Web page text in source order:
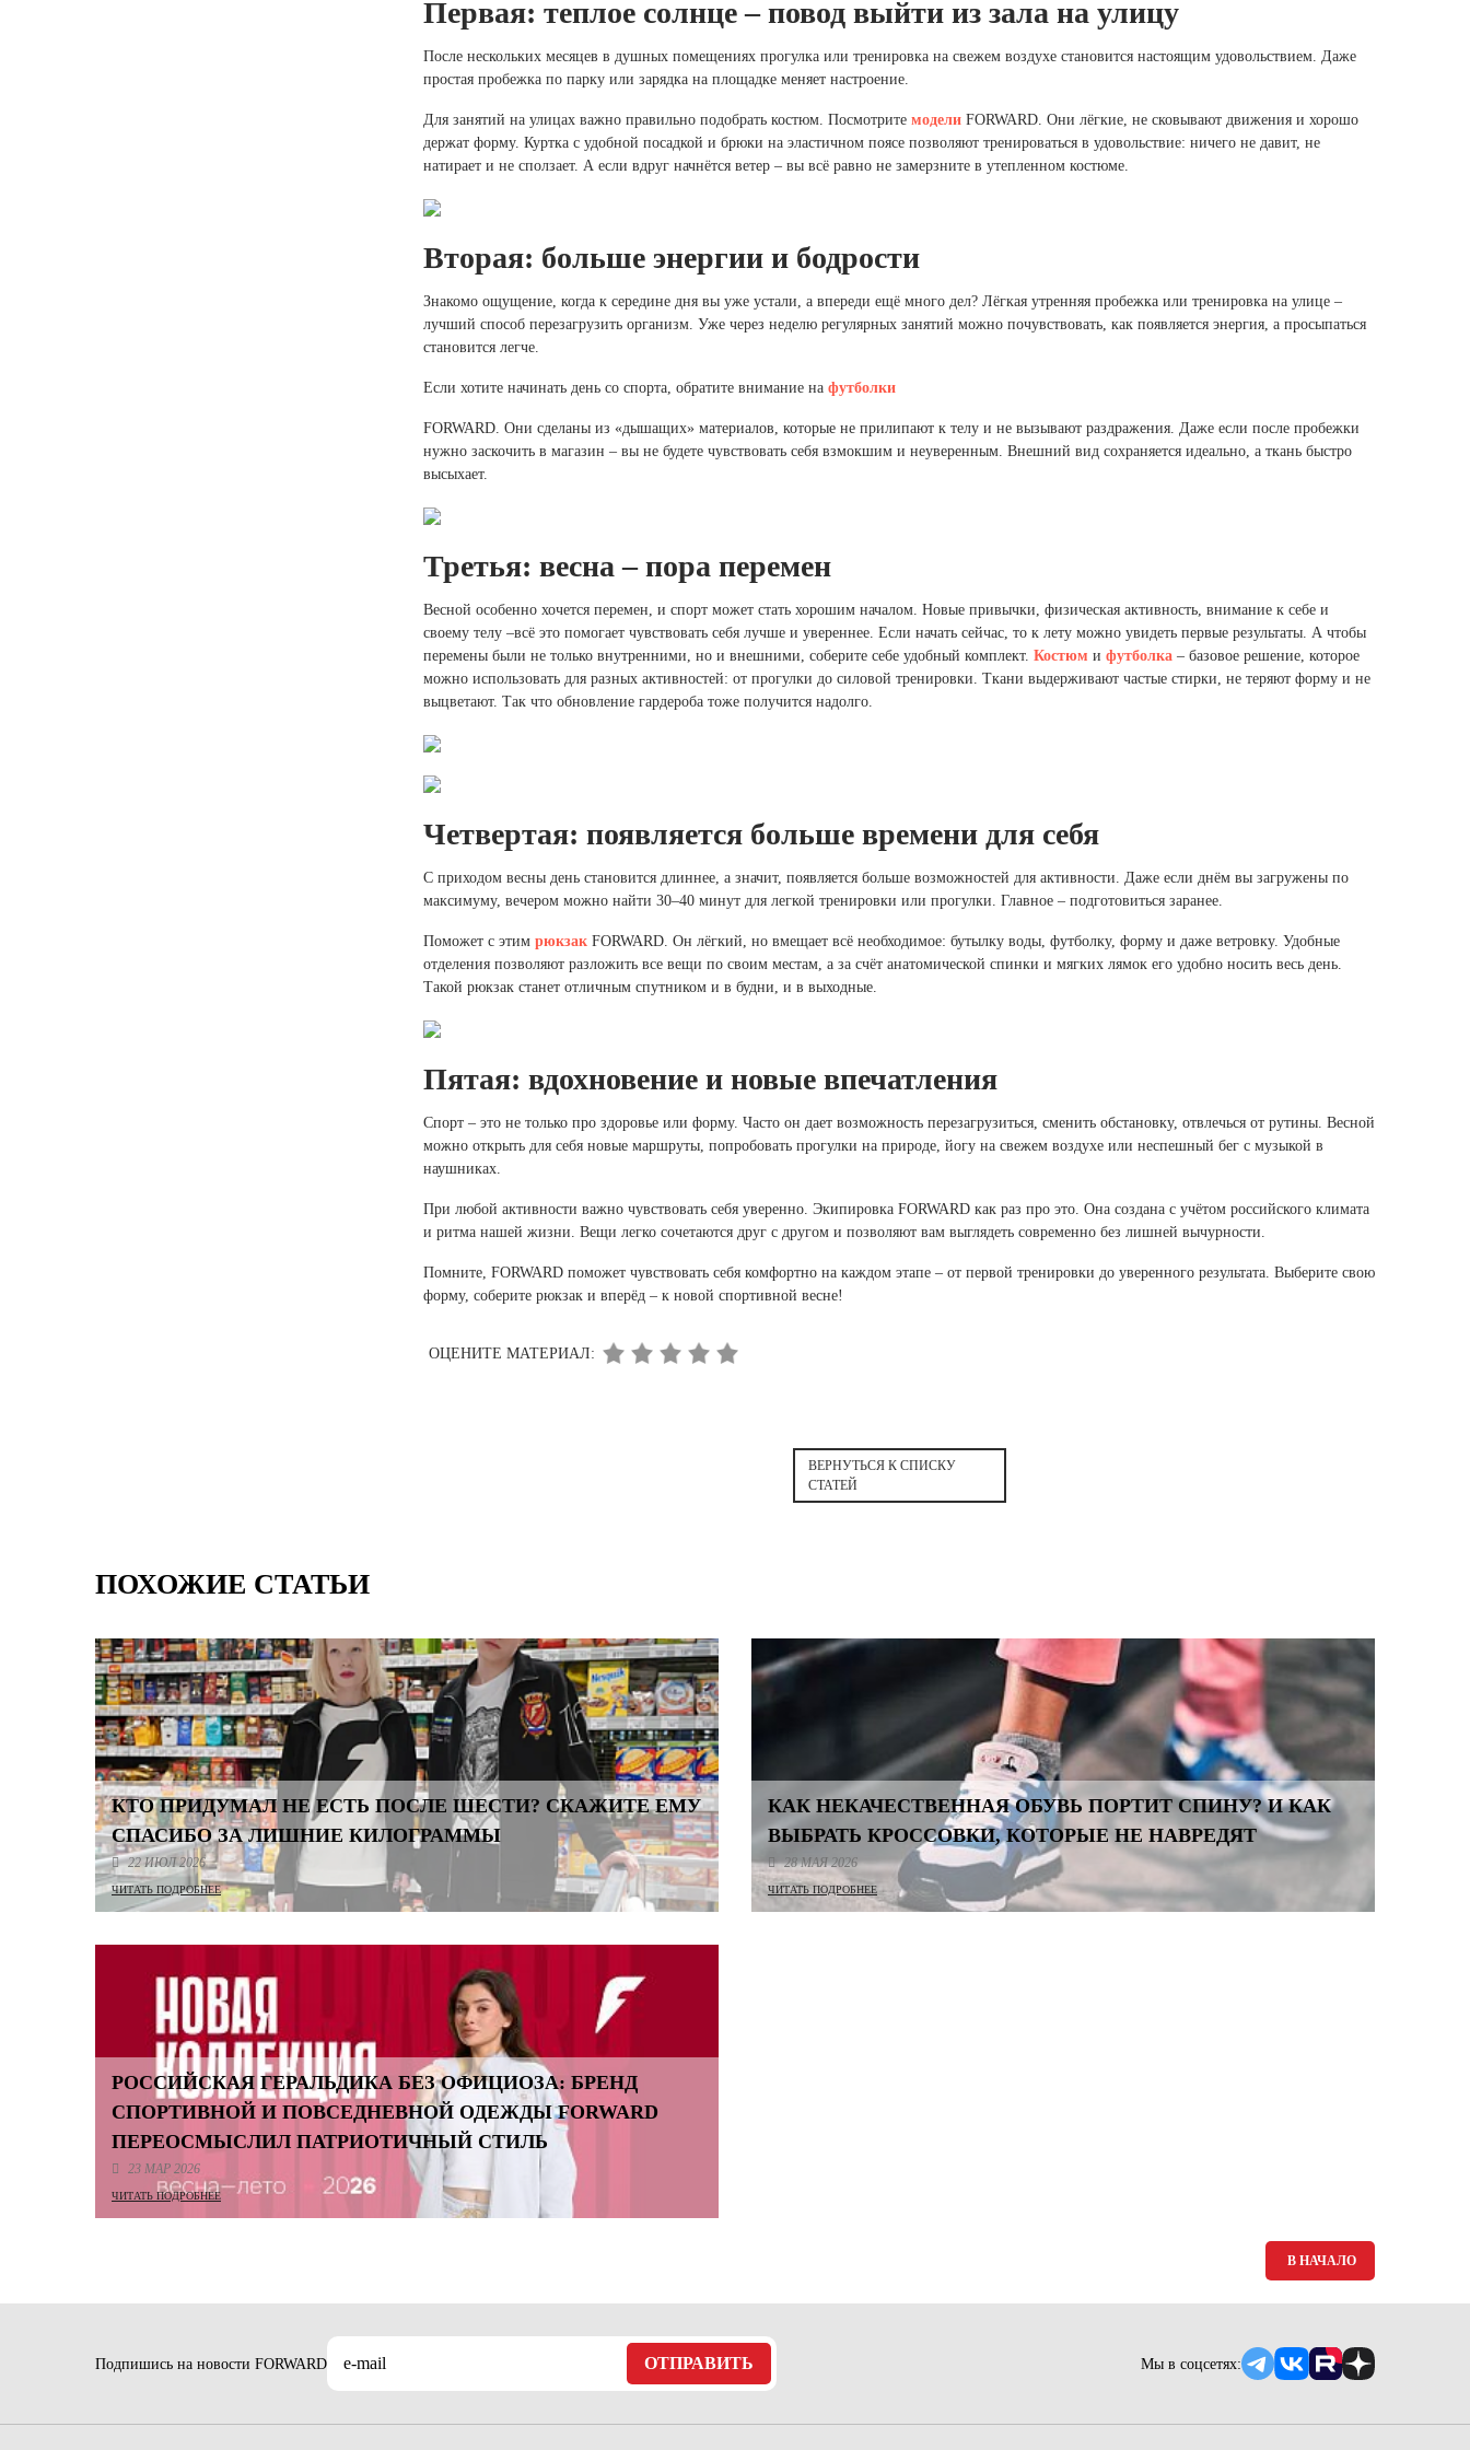
Первая: теплое солнце – повод выйти из зала на улицу
После нескольких месяцев в душных помещениях прогулка или тренировка на свежем воздухе становится настоящим удовольствием. Даже
простая пробежка по парку или зарядка на площадке меняет настроение.
Для занятий на улицах важно правильно подобрать костюм. Посмотрите модели FORWARD. Они лёгкие, не сковывают движения и хорошо
держат форму. Куртка с удобной посадкой и брюки на эластичном поясе позволяют тренироваться в удовольствие: ничего не давит, не
натирает и не сползает. А если вдруг начнётся ветер – вы всё равно не замерзните в утепленном костюме.
Вторая: больше энергии и бодрости
Знакомо ощущение, когда к середине дня вы уже устали, а впереди ещё много дел? Лёгкая утренняя пробежка или тренировка на улице –
лучший способ перезагрузить организм. Уже через неделю регулярных занятий можно почувствовать, как появляется энергия, а просыпаться
становится легче.
Если хотите начинать день со спорта, обратите внимание на футболки
FORWARD. Они сделаны из «дышащих» материалов, которые не прилипают к телу и не вызывают раздражения. Даже если после пробежки
нужно заскочить в магазин – вы не будете чувствовать себя взмокшим и неуверенным. Внешний вид сохраняется идеально, а ткань быстро
высыхает.
Третья: весна – пора перемен
Весной особенно хочется перемен, и спорт может стать хорошим началом. Новые привычки, физическая активность, внимание к себе и
своему телу –всё это помогает чувствовать себя лучше и увереннее. Если начать сейчас, то к лету можно увидеть первые результаты. А чтобы
перемены были не только внутренними, но и внешними, соберите себе удобный комплект. Костюм и футболка – базовое решение, которое
можно использовать для разных активностей: от прогулки до силовой тренировки. Ткани выдерживают частые стирки, не теряют форму и не
выцветают. Так что обновление гардероба тоже получится надолго.
Четвертая: появляется больше времени для себя
С приходом весны день становится длиннее, а значит, появляется больше возможностей для активности. Даже если днём вы загружены по
максимуму, вечером можно найти 30–40 минут для легкой тренировки или прогулки. Главное – подготовиться заранее.
Поможет с этим рюкзак FORWARD. Он лёгкий, но вмещает всё необходимое: бутылку воды, футболку, форму и даже ветровку. Удобные
отделения позволяют разложить все вещи по своим местам, а за счёт анатомической спинки и мягких лямок его удобно носить весь день.
Такой рюкзак станет отличным спутником и в будни, и в выходные.
Пятая: вдохновение и новые впечатления
Спорт – это не только про здоровье или форму. Часто он дает возможность перезагрузиться, сменить обстановку, отвлечься от рутины. Весной
можно открыть для себя новые маршруты, попробовать прогулки на природе, йогу на свежем воздухе или неспешный бег с музыкой в
наушниках.
При любой активности важно чувствовать себя уверенно. Экипировка FORWARD как раз про это. Она создана с учётом российского климата
и ритма нашей жизни. Вещи легко сочетаются друг с другом и позволяют вам выглядеть современно без лишней вычурности.
Помните, FORWARD поможет чувствовать себя комфортно на каждом этапе – от первой тренировки до уверенного результата. Выберите свою
форму, соберите рюкзак и вперёд – к новой спортивной весне!
ОЦЕНИТЕ МАТЕРИАЛ:
ВЕРНУТЬСЯ К СПИСКУ
СТАТЕЙ
ПОХОЖИЕ СТАТЬИ
КТО ПРИДУМАЛ НЕ ЕСТЬ ПОСЛЕ ШЕСТИ? СКАЖИТЕ ЕМУ
СПАСИБО ЗА ЛИШНИЕ КИЛОГРАММЫ
22 ИЮЛ 2026
ЧИТАТЬ ПОДРОБНЕЕ
КАК НЕКАЧЕСТВЕННАЯ ОБУВЬ ПОРТИТ СПИНУ? И КАК
ВЫБРАТЬ КРОССОВКИ, КОТОРЫЕ НЕ НАВРЕДЯТ
28 МАЯ 2026
ЧИТАТЬ ПОДРОБНЕЕ
РОССИЙСКАЯ ГЕРАЛЬДИКА БЕЗ ОФИЦИОЗА: БРЕНД
СПОРТИВНОЙ И ПОВСЕДНЕВНОЙ ОДЕЖДЫ FORWARD
ПЕРЕОСМЫСЛИЛ ПАТРИОТИЧНЫЙ СТИЛЬ
23 МАР 2026
ЧИТАТЬ ПОДРОБНЕЕ
В НАЧАЛО
Подпишись на новости FORWARD ОТПРАВИТЬ Мы в соцсетях: